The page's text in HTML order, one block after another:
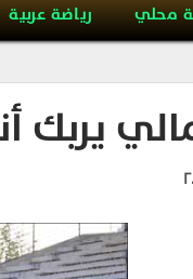
محلي رياضة عربية
يربك